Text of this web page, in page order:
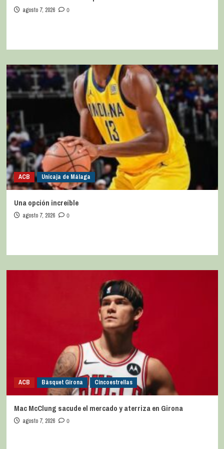
agosto 7, 2026 0
ACB Unicaja de Málaga
Una opción increíble
agosto 7, 2026 0
ACB Bàsquet Girona Cincoestrellas
Mac McClung sacude el mercado y aterriza en Girona
agosto 7, 2026 0